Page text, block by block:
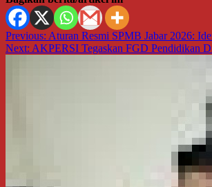
Navigasi
pos
Previous: Aturan Resmi SPMB Jabar 2026:
Next: AKPERSI Tegaskan FGD Pendidikan